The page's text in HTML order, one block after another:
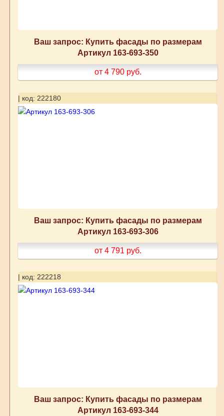
Ваш запрос: Купить фасады по размерам
Артикул 163-693-350
от 4 790 руб.
| код: 222180
Ваш запрос: Купить фасады по размерам
Артикул 163-693-306
от 4 791 руб.
| код: 222218
Ваш запрос: Купить фасады по размерам
Артикул 163-693-344